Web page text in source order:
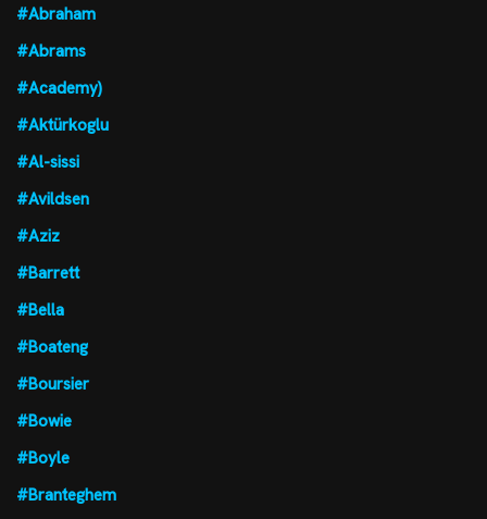
#Abraham
#Abrams
#Academy)
#Aktürkoglu
#Al-sissi
#Avildsen
#Aziz
#Barrett
#Bella
#Boateng
#Boursier
#Bowie
#Boyle
#Branteghem